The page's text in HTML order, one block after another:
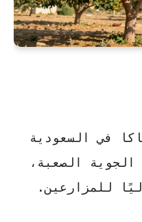
في السعودية
الصعبة،
للمزارعين.